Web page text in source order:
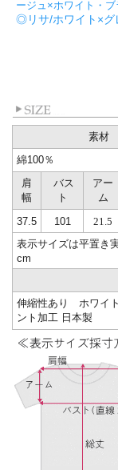
ージュ×ホワイト ・
◎リサ/ホワイト×グ
素材
綿100％
肩
幅
バス
ト
アー
ム
37.5
101 21.5
表示サイズは平置き
cm
伸縮性あり ホワイ
ント加工 日本製